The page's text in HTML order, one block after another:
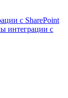
с SharePoint
интеграции с